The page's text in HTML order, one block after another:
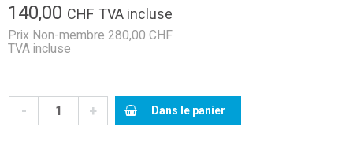
140,00 CHF TVA incluse
Prix Non-membre 280,00 CHF
TVA incluse
- + Dans le panier